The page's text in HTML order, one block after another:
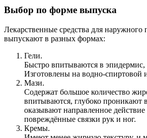
Выбор по форме выпуска
Лекарственные средства для наружного
выпускают в разных формах:
Гели.
Быстро впитываются в
Изготовлены на водно-спиртовой
Мази.
Содержат большое количество
впитываются, глубоко проникают
оказывают направленное
повреждённые связки рук и ног.
Кремы.